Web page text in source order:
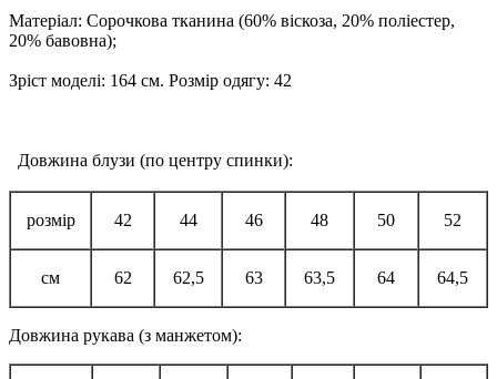
Матеріал: Сорочкова тканина (60% віскоза, 20% поліестер,
20% бавовна);
Зріст моделі: 164 см. Розмір одягу: 42
Довжина блузи (по центру спинки):
розмір 42 44 46 48 50 52
см 62 62,5 63 63,5 64 64,5
Довжина рукава (з манжетом):